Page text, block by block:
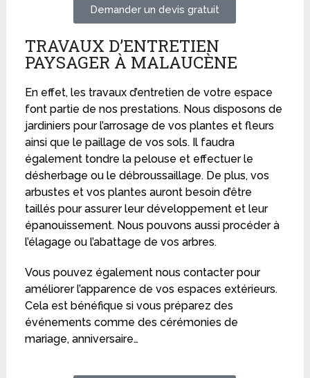
Demander un devis gratuit
TRAVAUX D’ENTRETIEN
PAYSAGER À MALAUCÈNE
En effet, les travaux d’entretien de votre espace
font partie de nos prestations. Nous disposons de
jardiniers pour l’arrosage de vos plantes et fleurs
ainsi que le paillage de vos sols. Il faudra
également tondre la pelouse et effectuer le
désherbage ou le débroussaillage. De plus, vos
arbustes et vos plantes auront besoin d’être
taillés pour assurer leur développement et leur
épanouissement. Nous pouvons aussi procéder à
l’élagage ou l’abattage de vos arbres.
Vous pouvez également nous contacter pour
améliorer l’apparence de vos espaces extérieurs.
Cela est bénéfique si vous préparez des
événements comme des cérémonies de
mariage, anniversaire…